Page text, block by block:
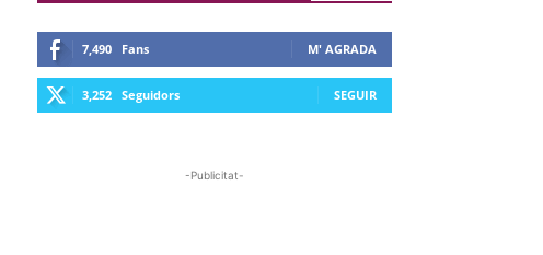
7,490 Fans M' AGRADA
3,252 Seguidors SEGUIR
-Publicitat-